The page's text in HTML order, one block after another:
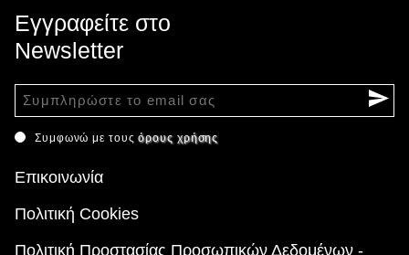
Εγγραφείτε στο
Newsletter
Συμφωνώ με τουςόρους χρήσης
Επικοινωνία
Πολιτική Cookies
Πολιτική Προστασίας Προσωπικών Δεδομένων -